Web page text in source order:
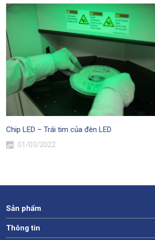
Chip LED – Trái tim của đèn LED
01/03/2022
Sản phẩm
Thông tin